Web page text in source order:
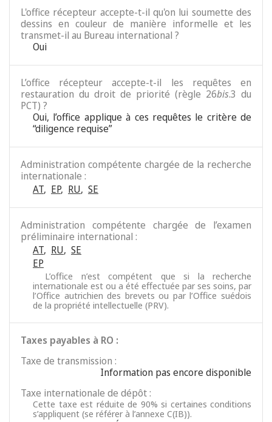
L'office récepteur accepte-t-il qu'on lui soumette des
dessins en couleur de manière informelle et les
transmet-il au Bureau international ?
Oui
L’office récepteur accepte-t-il les requêtes en
restauration du droit de priorité (règle 26bis.3 du
PCT) ?
Oui, l’office applique à ces requêtes le critère de
“diligence requise”
Administration compétente chargée de la recherche
internationale :
AT, EP, RU, SE
Administration compétente chargée de l’examen
préliminaire international :
AT, RU, SE
EP
L’office n’est compétent que si la recherche
internationale est ou a été effectuée par ses soins, par
l’Office autrichien des brevets ou par l’Office suédois
de la propriété intellectuelle (PRV).
Taxes payables à RO :
Taxe de transmission :
Information pas encore disponible
Taxe internationale de dépôt :
Cette taxe est réduite de 90% si certaines conditions
s’appliquent (se référer à l’annexe C(IB)).